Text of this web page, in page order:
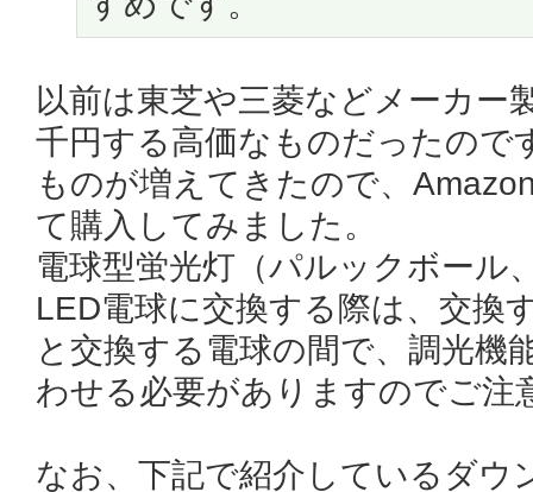
以前は東芝や三菱などメーカー
千円する高価なものだったので
ものが増えてきたので、
て購入してみました。
電球型蛍光灯（パルックボール
LED電球に交換する際は、交換
と交換する電球の間で、調光機
わせる必要がありますのでご注
なお、下記で紹介しているダウ